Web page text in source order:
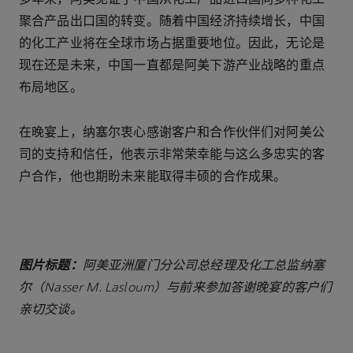
聚合产品出口国的转变。随着中国经济持续增长，中国
的化工产业将在全球市场占据重要地位。因此，无论是
现在还是未来，中国一直都是阿美下游产业战略的重点
布局地区。
在晚宴上，纳塞尔衷心感谢客户和合作伙伴们对阿美公
司的支持和信任，他表示非常荣幸能与这么多忠实的客
户合作，他也期盼未来能取得丰硕的合作成果。
图片标题： 阿美亚洲厦门分公司总经理及化工总监纳塞
尔（Nasser M. Lasloum）与前来参加答谢晚宴的客户们
亲切交谈。